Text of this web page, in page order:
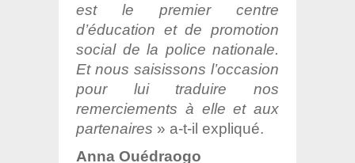
est le premier centre
d’éducation et de promotion
social de la police nationale.
Et nous saisissons l’occasion
pour lui traduire nos
remerciements à elle et aux
partenaires » a-t-il expliqué.
Anna Ouédraogo